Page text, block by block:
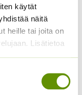
käytät
näitä
heille tai joita on
Lisätietoa
Sisältää arvonlisäveron